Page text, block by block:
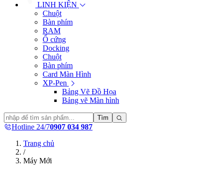
LINH KIỆN
Chuột
Bàn phím
RAM
Ổ cứng
Docking
Chuột
Bàn phím
Card Màn Hình
XP-Pen
Bảng Vẽ Đồ Họa
Bảng vẽ Màn hình
Tìm
Hotline 24/70907 034 987
Trang chủ
/
Máy Mới